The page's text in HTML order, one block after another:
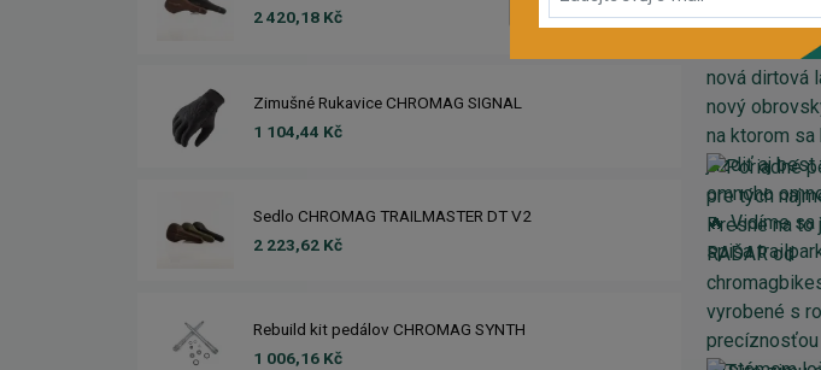
2 420,18 Kč
Zimušné Rukavice CHROMAG SIGNAL
1 104,44 Kč
Sedlo CHROMAG TRAILMASTER DT V2
2 223,62 Kč
Rebuild kit pedálov CHROMAG SYNTH
1 006,16 Kč